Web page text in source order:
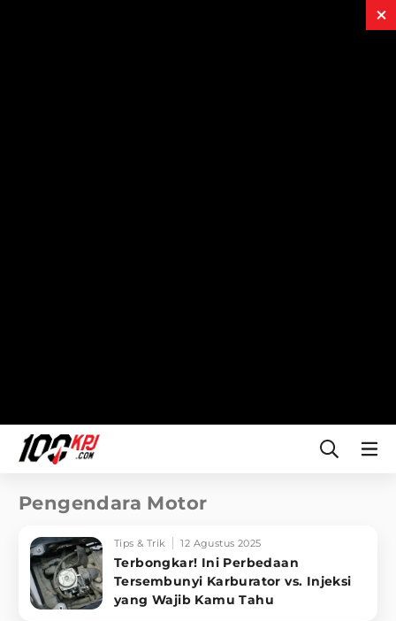
Pengendara Motor
Tips & Trik 12 Agustus 2025
Terbongkar! Ini Perbedaan
Tersembunyi Karburator vs. Injeksi
yang Wajib Kamu Tahu